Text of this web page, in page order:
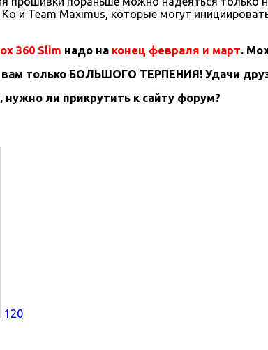
и Team Maximus, которые могут
360 Slim надо на конец февраля и март.
только БОЛЬШОГО ТЕРПЕНИЯ! Удачи
нужно ли прикрутить к сайту форум?
120